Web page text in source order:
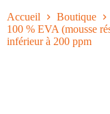
Accueil
Boutique
100 % EVA (mousse
inférieur à 200 ppm